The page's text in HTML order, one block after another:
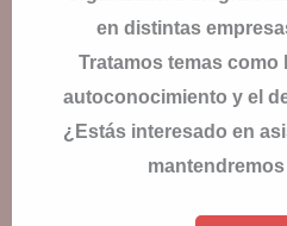
en distintas
Tratamos temas como
autoconocimiento y el
¿Estás interesado en